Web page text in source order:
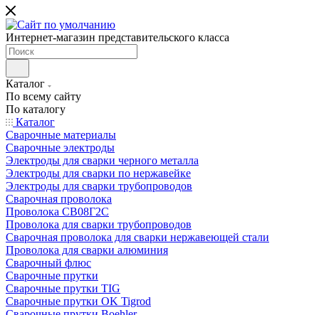
Интернет-магазин представительского класса
Каталог
По всему сайту
По каталогу
Каталог
Сварочные материалы
Сварочные электроды
Электроды для сварки черного металла
Электроды для сварки по нержавейке
Электроды для сварки трубопроводов
Сварочная проволока
Проволока СВ08Г2С
Проволока для сварки трубопроводов
Сварочная проволока для сварки нержавеющей стали
Проволока для сварки алюминия
Сварочный флюс
Сварочные прутки
Сварочные прутки TIG
Сварочные прутки OK Tigrod